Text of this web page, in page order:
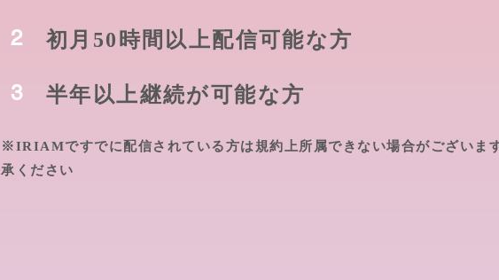
2 初月50時間以上配信可能な方
3 半年以上継続が可能な方
※IRIAMですでに配信されている方は規約上所属できない場合がございま
承ください